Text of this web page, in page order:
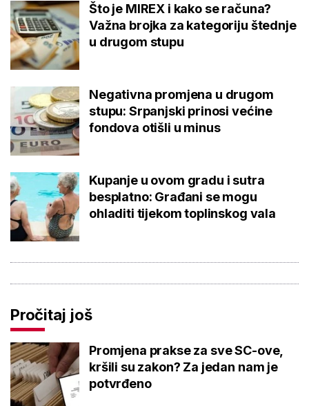
Što je MIREX i kako se računa?
Važna brojka za kategoriju štednje
u drugom stupu
Negativna promjena u drugom
stupu: Srpanjski prinosi većine
fondova otišli u minus
Kupanje u ovom gradu i sutra
besplatno: Građani se mogu
ohladiti tijekom toplinskog vala
Pročitaj još
Promjena prakse za sve SC-ove,
kršili su zakon? Za jedan nam je
potvrđeno